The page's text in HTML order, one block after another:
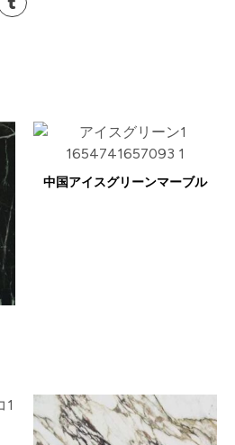
中国アイスグリーンマーブル